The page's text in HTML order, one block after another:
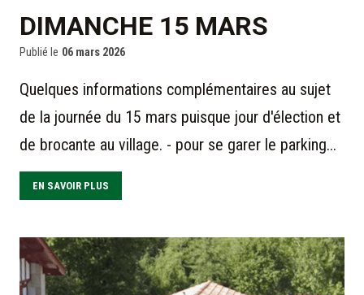
DIMANCHE 15 MARS
Publié le 06 mars 2026
Quelques informations complémentaires au sujet
de la journée du 15 mars puisque jour d'élection et
de brocante au village. - pour se garer le parking...
EN SAVOIR PLUS